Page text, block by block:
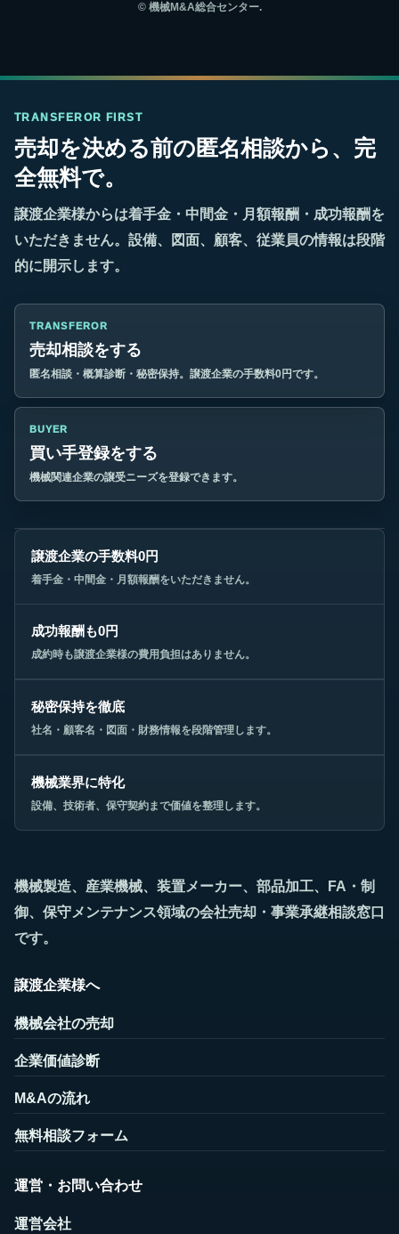
©機械M&A総合センター.
TRANSFEROR FIRST
売却を決める前の匿名相談から、完
全無料で。
譲渡企業様からは着手金・中間金・月額報酬・成功報酬を
いただきません。設備、図面、顧客、従業員の情報は段階
的に開示します。
TRANSFEROR
売却相談をする
匿名相談・概算診断・秘密保持。譲渡企業の手数料0円です。
BUYER
買い手登録をする
機械関連企業の譲受ニーズを登録できます。
譲渡企業の手数料0円
着手金・中間金・月額報酬をいただきません。
成功報酬も0円
成約時も譲渡企業様の費用負担はありません。
秘密保持を徹底
社名・顧客名・図面・財務情報を段階管理します。
機械業界に特化
設備、技術者、保守契約まで価値を整理します。
機械製造、産業機械、装置メーカー、部品加工、FA・制
御、保守メンテナンス領域の会社売却・事業承継相談窓口
です。
譲渡企業様へ
機械会社の売却
企業価値診断
M&Aの流れ
無料相談フォーム
運営・お問い合わせ
運営会社